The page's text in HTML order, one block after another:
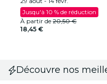
Jusqu'à 10 % de réduction
À partir de 20,50 €
18,45 €
Découvre nos